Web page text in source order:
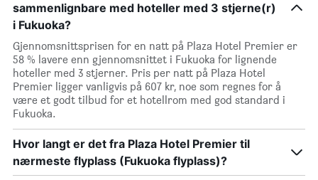
sammenlignbare med hoteller med 3 stjerne(r)
i Fukuoka?
Gjennomsnittsprisen for en natt på Plaza Hotel Premier er
58 % lavere enn gjennomsnittet i Fukuoka for lignende
hoteller med 3 stjerner. Pris per natt på Plaza Hotel
Premier ligger vanligvis på 607 kr, noe som regnes for å
være et godt tilbud for et hotellrom med god standard i
Fukuoka.
Hvor langt er det fra Plaza Hotel Premier til
nærmeste flyplass (Fukuoka flyplass)?